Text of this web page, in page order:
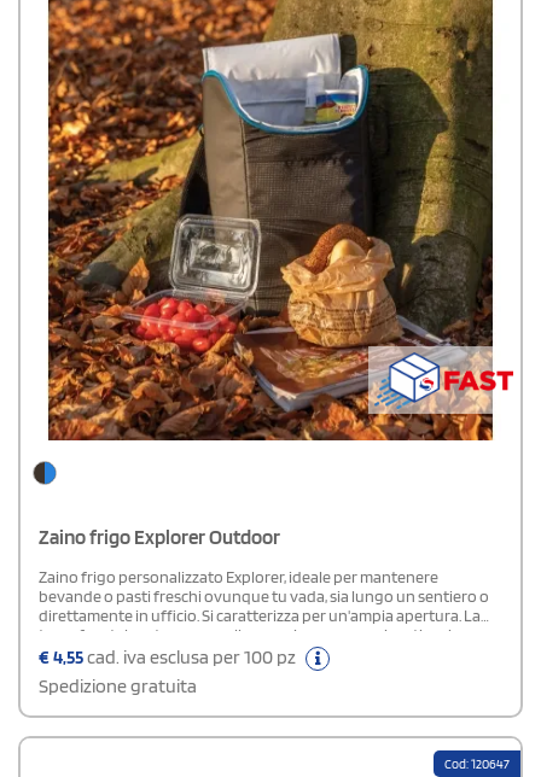
Zaino frigo Explorer Outdoor
Zaino frigo personalizzato Explorer, ideale per mantenere
bevande o pasti freschi ovunque tu vada, sia lungo un sentiero o
direttamente in ufficio. Si caratterizza per un'ampia apertura. La
tasca frontale esterna e quella superiore con cerniera ti assicurano
di poter riporre tutte le tue necessità. Può contenere fino a 6
bottiglie o 24 lattine. Cinghie regolabili ed esterno realizzato in tela
cerata e antistrappo. I dettagli blu aggiungono un tocco raffinato.
Interno PEVA 100%.
€4,55cad. iva esclusa per 100 pz
Spedizione gratuita
Cod: 120647